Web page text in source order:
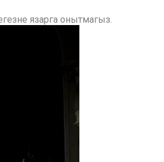
язарга онытмагыз.